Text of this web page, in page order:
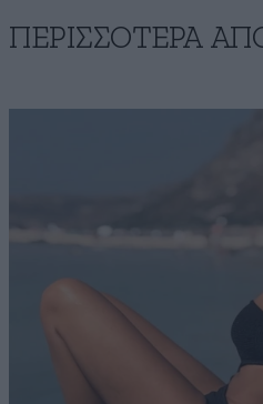
ΠΕΡΙΣΣΟΤΕΡΑ